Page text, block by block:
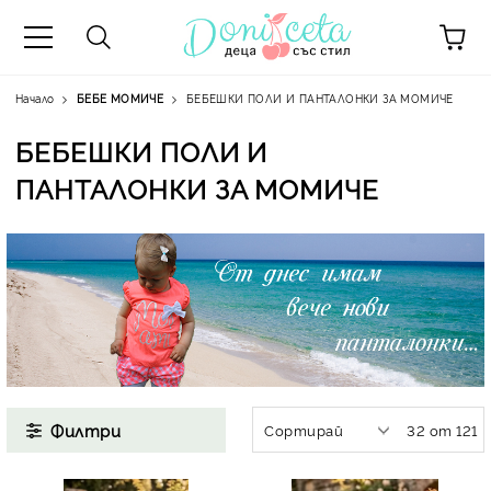
Начало БЕБЕ МОМИЧЕ БЕБЕШКИ ПОЛИ И ПАНТАЛОНКИ ЗА МОМИЧЕ
БЕБЕШКИ ПОЛИ И
ПАНТАЛОНКИ ЗА МОМИЧЕ
Филтри